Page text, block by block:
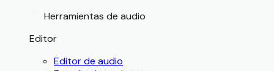
Herramientas de audio
Editor
Editor de audio